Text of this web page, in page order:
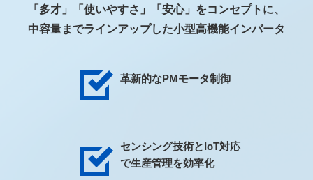
「多才」「使いやすさ」「安心」をコンセプトに、
中容量までラインアップした小型高機能インバータ
革新的なPMモータ制御
センシング技術とIoT対応
で生産管理を効率化